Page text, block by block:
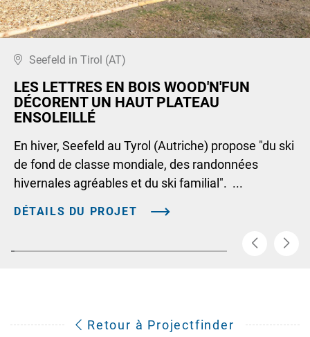
Seefeld in Tirol (AT)
LES LETTRES EN BOIS WOOD'N'FUN
DÉCORENT UN HAUT PLATEAU
ENSOLEILLÉ
En hiver, Seefeld au Tyrol (Autriche) propose "du ski
de fond de classe mondiale, des randonnées
hivernales agréables et du ski familial". ...
DÉTAILS DU PROJET
Retour à Projectfinder